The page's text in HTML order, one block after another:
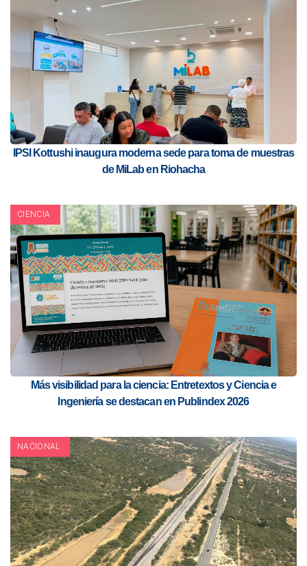
IPSI Kottushi inaugura moderna sede para toma de muestras
de MiLab en Riohacha
CIENCIA
Más visibilidad para la ciencia: Entretextos y Ciencia e
Ingeniería se destacan en Publindex 2026
NACIONAL